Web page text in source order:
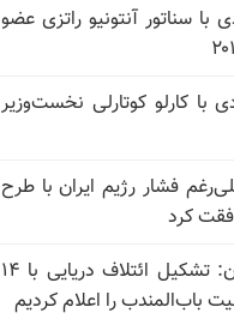
با سناتور آنتونیو راتزی عضو
با کارلو کوتارلی نخست‌وزیر
فشار رژیم ایران با طرح
کرد
وزارت دفاع عربستان: تشکیل ائتلاف دریایی با ۱۴
باب‌المندب را اعلام کردیم